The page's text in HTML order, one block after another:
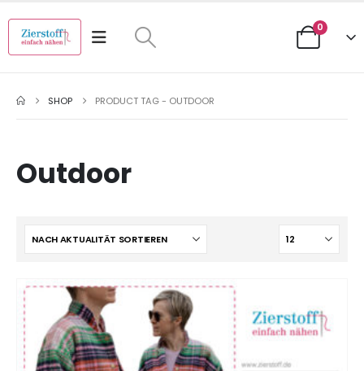
0
SHOP PRODUCT TAG - OUTDOOR
Outdoor